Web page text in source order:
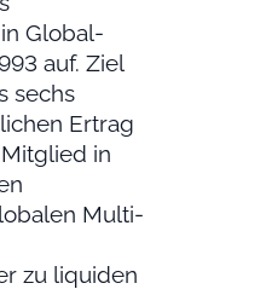
Global-
auf. Ziel
sechs
Ertrag
in
Multi-
zu liquiden